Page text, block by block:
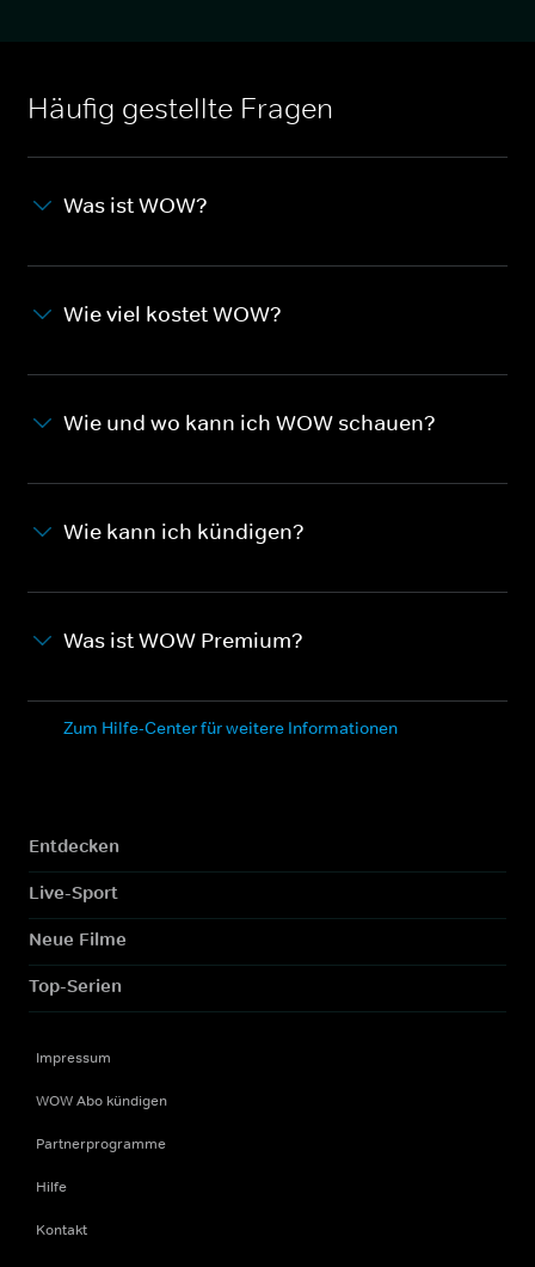
Häufig gestellte Fragen
Was ist WOW?
Wie viel kostet WOW?
Wie und wo kann ich WOW schauen?
Wie kann ich kündigen?
Was ist WOW Premium?
Zum Hilfe-Center für weitere Informationen
Entdecken
Live-Sport
Neue Filme
Top-Serien
Impressum
WOW Abo kündigen
Partnerprogramme
Hilfe
Kontakt